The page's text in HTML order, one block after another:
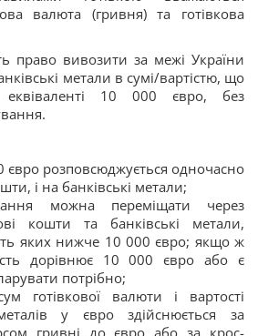
валюта (гривня) та готівкова
право вивозити за межі України
метали в сумі/вартістю, що
10 000 євро, без
євро розповсюджується одночасно
і на банківські метали;
можна переміщати через
кошти та банківські метали,
яких нижче 10 000 євро; якщо ж
дорівнює 10 000 євро або є
потрібно;
готівкової валюти і вартості
у євро здійснюється за